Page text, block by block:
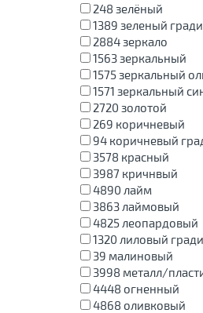
248 зелёный
1389 зеленый
2884зеркало
1563зеркальный
1575зеркальный
1571 зеркальный
2720 золотой
269 коричневый
94 коричневый
3578 красный
3987 кричнвый
4890 лайм
3863лаймовый
4825леопардовый
1320 лиловый
39 малиновый
3998 металл/
4448 огненный
4868 оливковый